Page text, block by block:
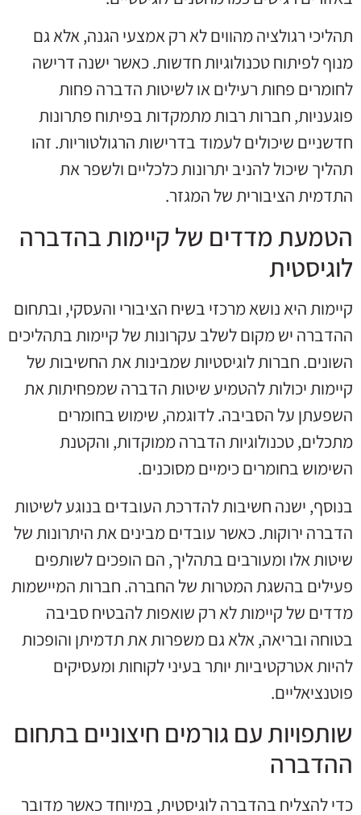
תהליכי רגולציה מהווים לא רק אמצעי הגנה, אלא גם
מנוף לפיתוח טכנולוגיות חדשות. כאשר ישנה דרישה
לחומרים פחות רעילים או לשיטות הדברה פחות
פוגעניות, חברות רבות מתמקדות בפיתוח פתרונות
חדשניים שיכולים לעמוד בדרישות הרגולטוריות. זהו
תהליך שיכול להניב יתרונות כלכליים ולשפר את
התדמית הציבורית של המגזר.
הטמעת מדדים של קיימות בהדברה
לוגיסטית
קיימות היא נושא מרכזי בשיח הציבורי והעסקי, ובתחום
ההדברה יש מקום לשלב עקרונות של קיימות בתהליכים
השונים. חברות לוגיסטיות שמבינות את החשיבות של
קיימות יכולות להטמיע שיטות הדברה שמפחיתות את
השפעתן על הסביבה. לדוגמה, שימוש בחומרים
מתכלים, טכנולוגיות הדברה ממוקדות, והקטנת
השימוש בחומרים כימיים מסוכנים.
בנוסף, ישנה חשיבות להדרכת העובדים בנוגע לשיטות
הדברה ירוקות. כאשר עובדים מבינים את היתרונות של
שיטות אלו ומעורבים בתהליך, הם הופכים לשותפים
פעילים בהשגת המטרות של החברה. חברות המיישמות
מדדים של קיימות לא רק שואפות להבטיח סביבה
בטוחה ובריאה, אלא גם משפרות את תדמיתן והופכות
להיות אטרקטיביות יותר בעיני לקוחות ומעסיקים
פוטנציאליים.
שותפויות עם גורמים חיצוניים בתחום
ההדברה
כדי להצליח בהדברה לוגיסטית, במיוחד כאשר מדובר